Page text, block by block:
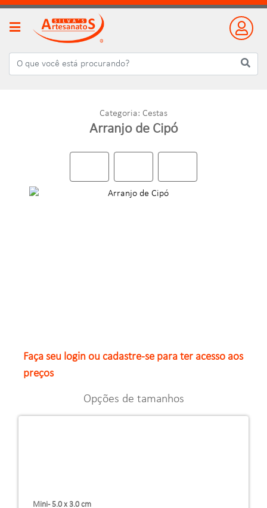
Categoria: Cestas
Arranjo de Cipó
Faça seu login ou cadastre-se para ter acesso aos
preços
Opções de tamanhos
Mini - 5.0 x 3.0 cm